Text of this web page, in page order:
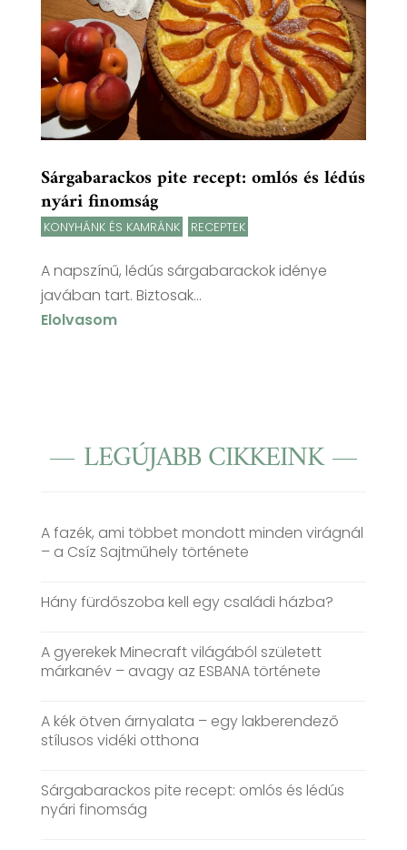
Sárgabarackos pite recept: omlós és lédús
nyári finomság
KONYHÁNK ÉS KAMRÁNK RECEPTEK
A napszínű, lédús sárgabarackok idénye
javában tart. Biztosak...
Elolvasom
LEGÚJABB CIKKEINK
A fazék, ami többet mondott minden virágnál
– a Csíz Sajtműhely története
Hány fürdőszoba kell egy családi házba?
A gyerekek Minecraft világából született
márkanév – avagy az ESBANA története
A kék ötven árnyalata – egy lakberendező
stílusos vidéki otthona
Sárgabarackos pite recept: omlós és lédús
nyári finomság